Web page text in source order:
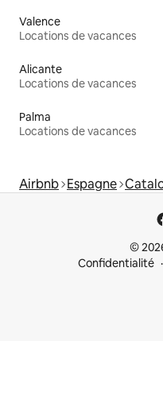
Valence
Locations de vacances
Alicante
Locations de vacances
Palma
Locations de vacances
Airbnb Espagne
©
Confidentialité